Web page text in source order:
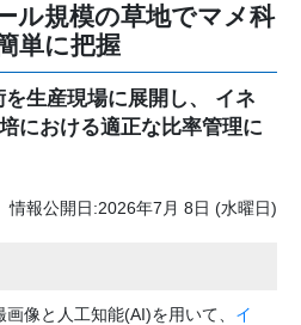
ル規模の草地でマメ科
単に把握
生産現場に展開し、 イネ
における適正な比率管理に
情報公開日:2026年7月 8日 (水曜日)
像と人工知能(AI)を用いて、 イ